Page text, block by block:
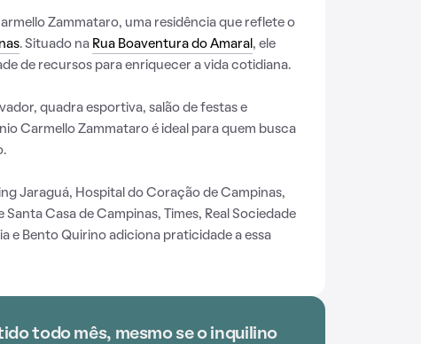
Zammataro, uma residência que reflete o
. Situado na Rua Boaventura do Amaral , ele
de recursos para enriquecer a vida cotidiana.
quadra esportiva, salão de festas e
Carmello Zammataro é ideal para quem busca
Jaraguá, Hospital do Coração de Campinas,
Santa Casa de Campinas, Times, Real Sociedade
e Bento Quirino adiciona praticidade a essa
todo mês, mesmo se o inquilino